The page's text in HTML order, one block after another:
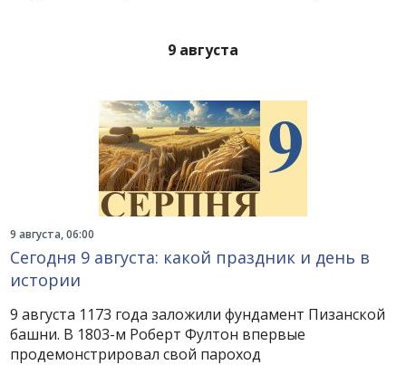
9 августа
9 августа, 06:00
Сегодня 9 августа: какой праздник и день в
истории
9 августа 1173 года заложили фундамент Пизанской
башни. В 1803-м Роберт Фултон впервые
продемонстрировал свой пароход